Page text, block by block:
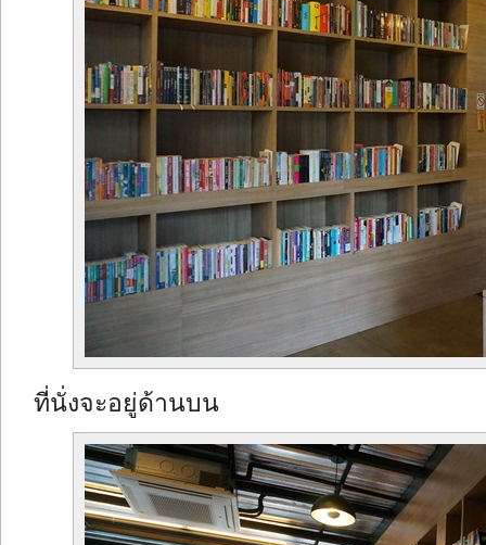
ที่นั่งจะอยู่ด้านบน